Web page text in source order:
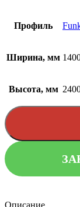
Профиль
Ширина, мм
Высота, мм